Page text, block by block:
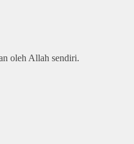
oleh Allah sendiri.